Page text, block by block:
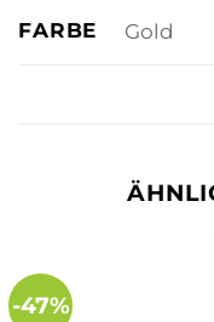
FARBE Gold
-47%